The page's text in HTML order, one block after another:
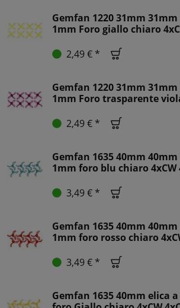
Gemfan 1220 31mm 31mm
1mm Foro giallo chiaro
2,49 € *
Gemfan 1220 31mm 31mm
1mm Foro trasparente
2,49 € *
Gemfan 1635 40mm
1mm foro blu chiaro 4xCW
3,49 € *
Gemfan 1635 40mm
1mm foro rosso chiaro
3,49 € *
Gemfan 1635 40mm elica